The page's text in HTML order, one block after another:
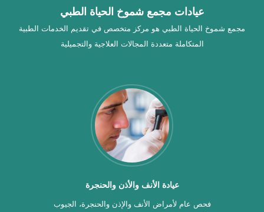
عيادات مجمع شموخ الحياة الطبي
مجمع شموخ الحياة الطبي هو مركز متخصص في تقديم الخدمات الطبية
المتكاملة متعددة المجالات العلاجية والتجميلية
عيادة الأنف والأذن والحنجرة
فحص عام لأمراض الأنف والإذن والحنجرة، الجيوب